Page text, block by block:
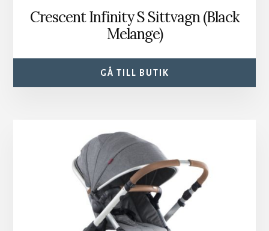
Crescent Infinity S Sittvagn (Black
Melange)
GÅ TILL BUTIK